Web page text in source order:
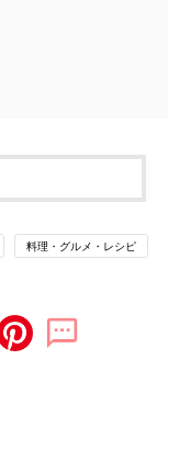
料理・グルメ・レシピ